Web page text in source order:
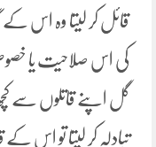
قائل کر لیتا وہ اس
کی اس صلاحیت یا
گل اپنے قاتلوں سے
تبادلہ کر لیتا تو اس